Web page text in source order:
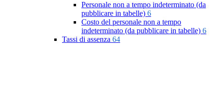
Personale non a tempo indeterminato (da
pubblicare in tabelle) 6
Costo del personale non a tempo
indeterminato (da pubblicare in tabelle) 6
Tassi di assenza 64